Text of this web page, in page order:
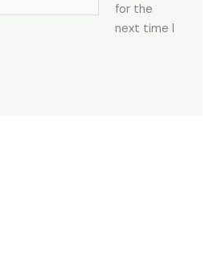
for the
next time I